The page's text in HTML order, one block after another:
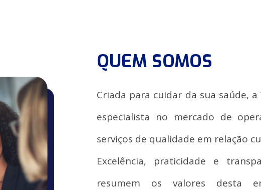
QUEM SOMOS
Criada para cuidar da sua saúde, a
especialista no mercado de
serviços de qualidade em relação
Excelência, praticidade e
resumem os valores desta